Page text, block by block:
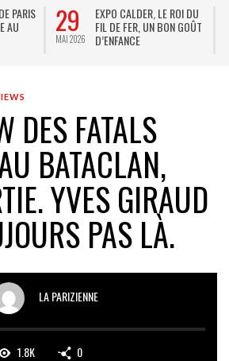
UN
FORME DE
14
MAI 2026
BREL ET LA DANSE AU
THÉÂTRE DE LA VILLE : DE
KEERSMAEKER SUBLIME
DES FATALS
BATACLAN,
YVES GIRAUD
PAS LÀ.
LA PARIZIENNE
1.8K 0